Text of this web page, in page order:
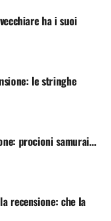
ha i suoi
le stringhe
procioni samurai…
recensione: che la